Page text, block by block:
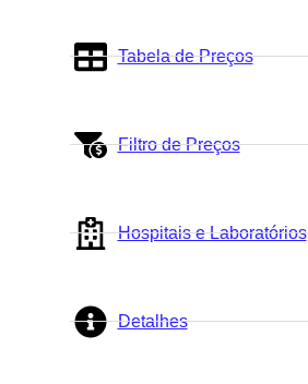
Tabela de Preços
Filtro de Preços
Hospitais e Laboratórios
Detalhes